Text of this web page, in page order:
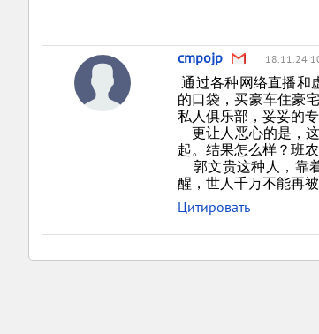
cmpojp 18.11.24
通过各种网络直播和
的口袋，买豪车住豪
私人俱乐部，妥妥的
更让人恶心的是，
起。结果怎么样？班
郭文贵这种人，靠
醒，世人千万不能再
Цитировать